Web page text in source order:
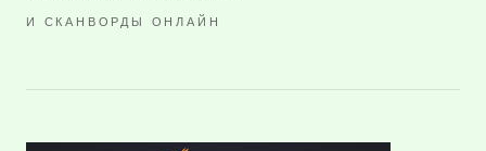
И СКАНВОРДЫ ОНЛАЙН